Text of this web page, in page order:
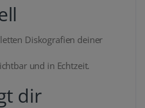
Diskografien deiner
und in Echtzeit.
dir